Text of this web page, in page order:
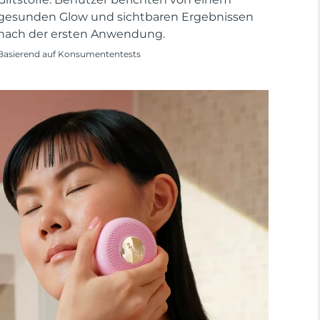
Glow und sichtbaren Ergebnissen
der ersten Anwendung.
auf Konsumententests